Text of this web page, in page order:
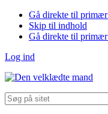
Gå direkte til
Skip til indhold
Gå direkte til primær
Log ind
Søg
på